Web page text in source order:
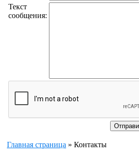
Текст
сообщения:
Главная страница » Контакты